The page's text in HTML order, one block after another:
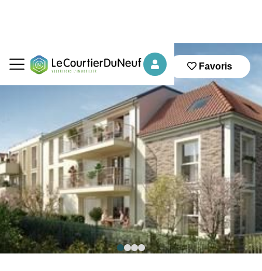
Favoris